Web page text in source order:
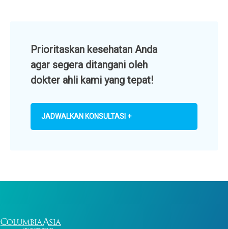
Prioritaskan kesehatan Anda
agar segera ditangani oleh
dokter ahli kami yang tepat!
JADWALKAN KONSULTASI +